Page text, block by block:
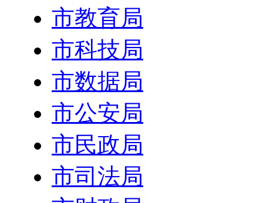
市教育局
市科技局
市数据局
市公安局
市民政局
市司法局